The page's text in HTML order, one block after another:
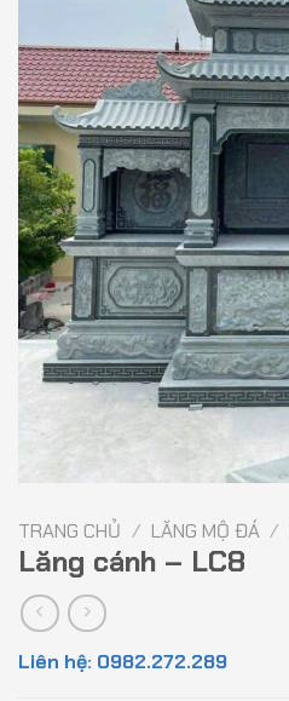
TRANG CHỦ / LĂNG MỘ ĐÁ /
Lăng cánh – LC8
Liên hệ: 0982.272.289